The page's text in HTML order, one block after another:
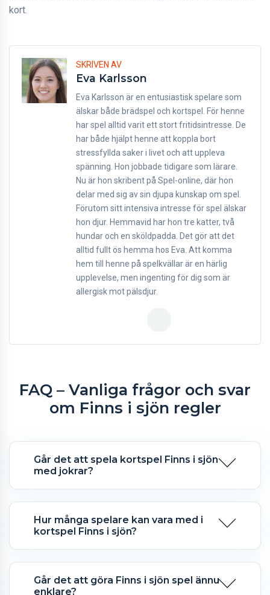
kort.
SKRIVEN AV
Eva Karlsson
Eva Karlsson är en entusiastisk spelare som
älskar både brädspel och kortspel. För henne
har spel alltid varit ett stort fritidsintresse. De
har både hjälpt henne att koppla bort
stressfyllda saker i livet och att uppleva
spänning. Hon jobbade tidigare som lärare.
Nu är hon skribent på Spel-online, där hon
delar med sig av sin djupa kunskap om spel.
Förutom sitt intensiva intresse för spel älskar
hon djur. Hemmavid har hon tre katter, två
hundar och en sköldpadda. Det gör att det
alltid fullt ös hemma hos Eva. Att komma
hem till henne på spelkvällar är en härlig
upplevelse, men ingenting för dig som är
allergisk mot pälsdjur.
FAQ – Vanliga frågor och svar
om Finns i sjön regler
Går det att spela kortspel Finns i sjön
med jokrar?
Hur många spelare kan vara med i
kortspel Finns i sjön?
Går det att göra Finns i sjön spel ännu
enklare?